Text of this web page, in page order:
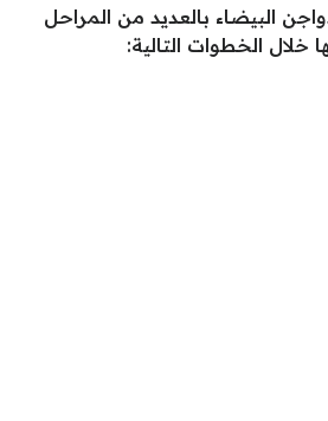
البيضاء بالعديد من المراحل
الخطوات التالية: